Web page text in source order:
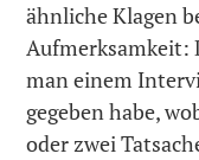
ähnliche Klagen
Aufmerksamkeit:
man einem
gegeben habe,
oder zwei